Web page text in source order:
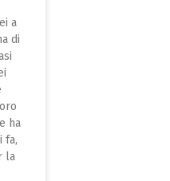
a
di
ha
fa,
la